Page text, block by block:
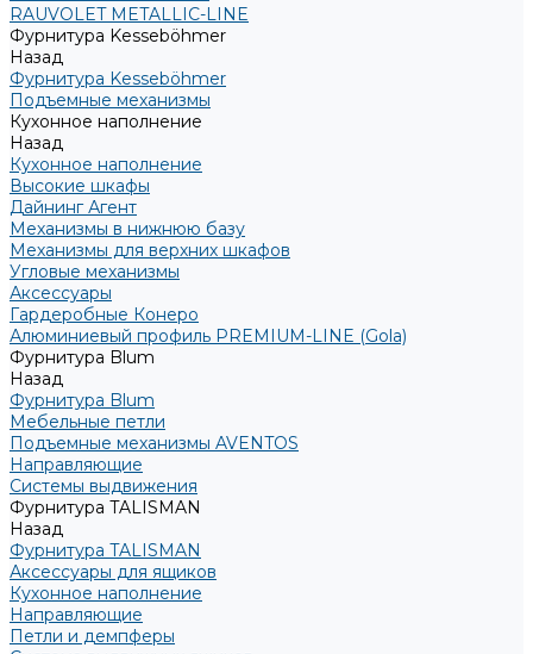
RAUVOLET METALLIC-LINE
Фурнитура Kesseböhmer
Назад
Фурнитура Kesseböhmer
Подъемные механизмы
Кухонное наполнение
Назад
Кухонное наполнение
Высокие шкафы
Дайнинг Агент
Механизмы в нижнюю базу
Механизмы для верхних шкафов
Угловые механизмы
Аксессуары
Гардеробные Конеро
Алюминиевый профиль PREMIUM-LINE (Gola)
Фурнитура Blum
Назад
Фурнитура Blum
Мебельные петли
Подъемные механизмы AVENTOS
Направляющие
Системы выдвижения
Фурнитура TALISMAN
Назад
Фурнитура TALISMAN
Аксессуары для ящиков
Кухонное наполнение
Направляющие
Петли и демпферы